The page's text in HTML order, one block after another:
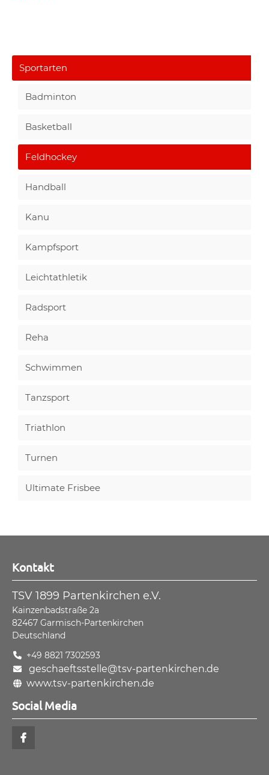
Sportarten
Badminton
Basketball
Feldhockey
Handball
Kanu
Kampfsport
Leichtathletik
Radsport
Reha
Schwimmen
Tanzsport
Triathlon
Turnen
Ultimate Frisbee
Kontakt
TSV 1899 Partenkirchen e.V.
Kainzenbadstraße 2a
82467 Garmisch-Partenkirchen
Deutschland
+49 8821 7302593
geschaeftsstelle@tsv-partenkirchen.de
www.tsv-partenkirchen.de
Social Media